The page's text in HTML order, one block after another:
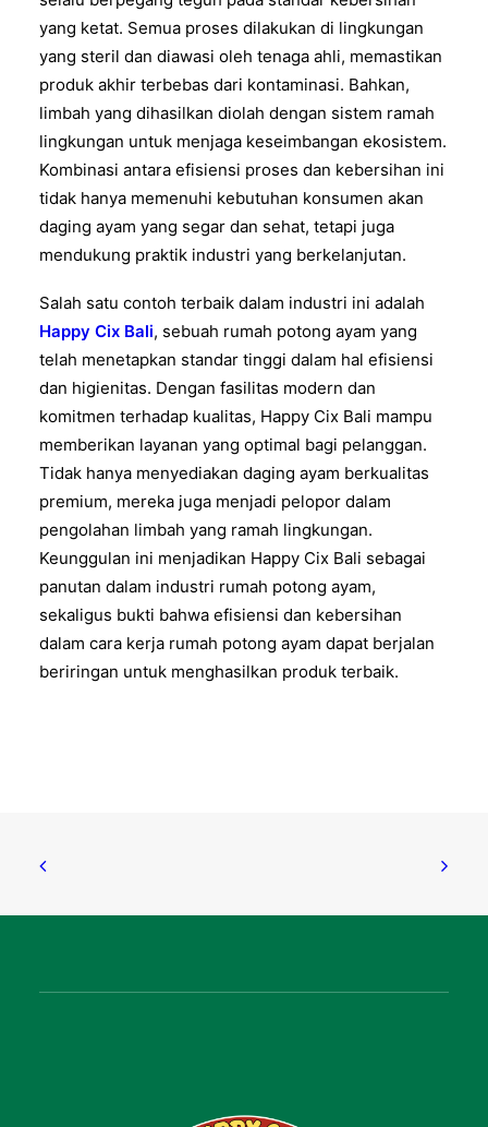
yang ketat. Semua proses dilakukan di lingkungan
yang steril dan diawasi oleh tenaga ahli, memastikan
produk akhir terbebas dari kontaminasi. Bahkan,
limbah yang dihasilkan diolah dengan sistem ramah
lingkungan untuk menjaga keseimbangan ekosistem.
Kombinasi antara efisiensi proses dan kebersihan ini
tidak hanya memenuhi kebutuhan konsumen akan
daging ayam yang segar dan sehat, tetapi juga
mendukung praktik industri yang berkelanjutan.
Salah satu contoh terbaik dalam industri ini adalah
Happy Cix Bali, sebuah rumah potong ayam yang
telah menetapkan standar tinggi dalam hal efisiensi
dan higienitas. Dengan fasilitas modern dan
komitmen terhadap kualitas, Happy Cix Bali mampu
memberikan layanan yang optimal bagi pelanggan.
Tidak hanya menyediakan daging ayam berkualitas
premium, mereka juga menjadi pelopor dalam
pengolahan limbah yang ramah lingkungan.
Keunggulan ini menjadikan Happy Cix Bali sebagai
panutan dalam industri rumah potong ayam,
sekaligus bukti bahwa efisiensi dan kebersihan
dalam cara kerja rumah potong ayam dapat berjalan
beriringan untuk menghasilkan produk terbaik.